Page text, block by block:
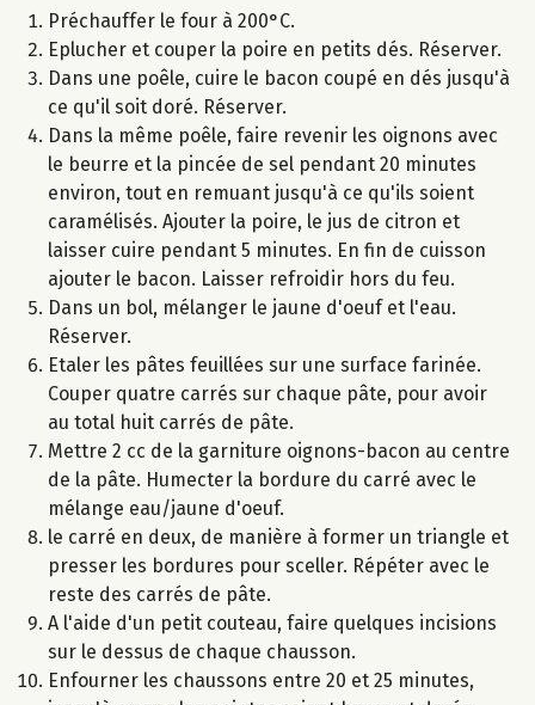
Préchauffer le four à 200°C.
Eplucher et couper la poire en petits dés. Réserver.
Dans une poêle, cuire le bacon coupé en dés jusqu'à
ce qu'il soit doré. Réserver.
Dans la même poêle, faire revenir les oignons avec
le beurre et la pincée de sel pendant 20 minutes
environ, tout en remuant jusqu'à ce qu'ils soient
caramélisés. Ajouter la poire, le jus de citron et
laisser cuire pendant 5 minutes. En fin de cuisson
ajouter le bacon. Laisser refroidir hors du feu.
Dans un bol, mélanger le jaune d'oeuf et l'eau.
Réserver.
Etaler les pâtes feuillées sur une surface farinée.
Couper quatre carrés sur chaque pâte, pour avoir
au total huit carrés de pâte.
Mettre 2 cc de la garniture oignons-bacon au centre
de la pâte. Humecter la bordure du carré avec le
mélange eau/jaune d'oeuf.
le carré en deux, de manière à former un triangle et
presser les bordures pour sceller. Répéter avec le
reste des carrés de pâte.
A l'aide d'un petit couteau, faire quelques incisions
sur le dessus de chaque chausson.
Enfourner les chaussons entre 20 et 25 minutes,